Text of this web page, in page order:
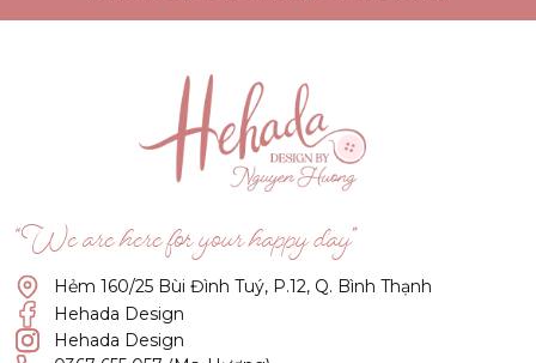
“We are here for your happy day”
Hẻm 160/25 Bùi Đình Tuý, P.12, Q. Bình Thạnh
Hehada Design
Hehada Design